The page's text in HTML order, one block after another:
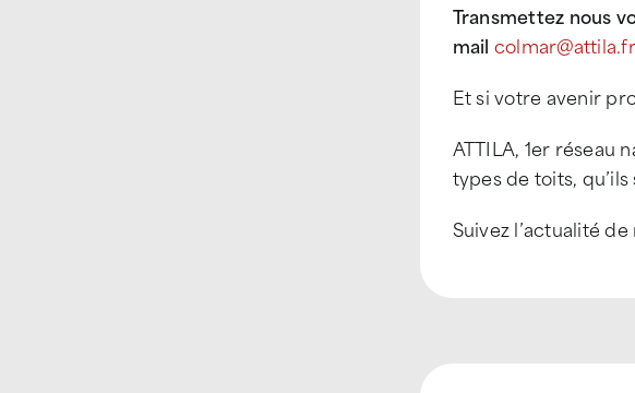
Transmettez nous
mail colmar@attila.fr
Et si votre avenir
ATTILA, 1er réseau
types de toits,
Suivez l’actualité